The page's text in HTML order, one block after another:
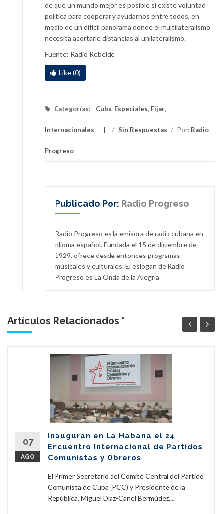
de que un mundo mejor es posible si existe voluntad
política para cooperar y ayudarnos entre todos, en
medio de un difícil panorama donde el multilateralismo
necesita acortarle distancias al unilateralismo.
Fuente: Radio Rebelde
Like (0)
Categorías: Cuba, Especiales, Fijar,
Internacionales / Sin Respuestas / Por: Radio
Progreso
Publicado Por: Radio Progreso
Radio Progreso es la emisora de radio cubana en
idioma español. Fundada el 15 de diciembre de
1929, ofrece desde entonces programas
musicales y culturales. El eslogan de Radio
Progreso es La Onda de la Alegría
Artículos Relacionados '
07
AGO
Inauguran en La Habana el 24
Encuentro Internacional de Partidos
Comunistas y Obreros
El Primer Secretario del Comité Central del Partido
Comunista de Cuba (PCC) y Presidente de la
República, Miguel Díaz-Canel Bermúdez,...